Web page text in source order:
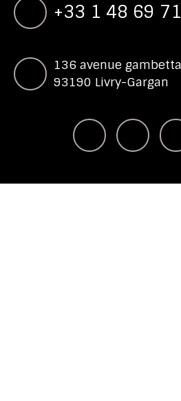
+33 1 48 69
136 avenue gambetta
93190 Livry-Gargan